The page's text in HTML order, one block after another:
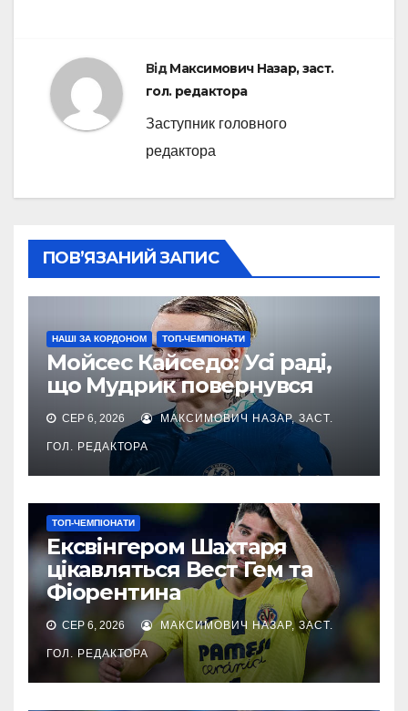
ВідМаксимович Назар, заст.
гол. редактора
Заступник головного
редактора
ПОВ’ЯЗАНИЙ ЗАПИС
НАШІ ЗА КОРДОНОМ ТОП-ЧЕМПІОНАТИ
Мойсес Кайседо: Усі раді,
що Мудрик повернувся
СЕР 6, 2026 МАКСИМОВИЧ НАЗАР, ЗАСТ.
ГОЛ. РЕДАКТОРА
ТОП-ЧЕМПІОНАТИ
Ексвінгером Шахтаря
цікавляться Вест Гем та
Фіорентина
СЕР 6, 2026 МАКСИМОВИЧ НАЗАР, ЗАСТ.
ГОЛ. РЕДАКТОРА